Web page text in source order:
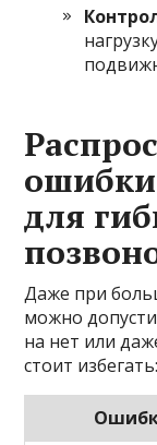
для
Даже при
можно
на нет или
стоит избегать: